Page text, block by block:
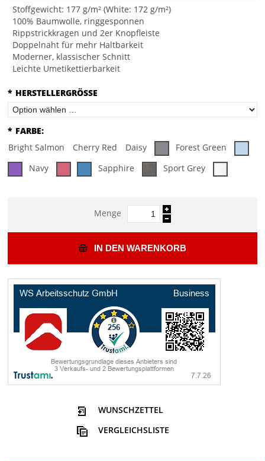
Stoffgewicht: 177 g/m² (White: 172 g/m²)
100% Baumwolle, ringgesponnen
Rippstrickkragen und 2er Knopfleiste
Doppelnaht für mehr Haltbarkeit
Moderner, klassischer Schnitt
Leichte Umetikettierbarkeit
* HERSTELLERGRÖSSE
* FARBE:
Bright Salmon
Cherry Red Daisy
Forest Green
Navy
Sapphire Sport Grey
Menge
IN DEN WARENKORB
WUNSCHZETTEL
VERGLEICHSLISTE